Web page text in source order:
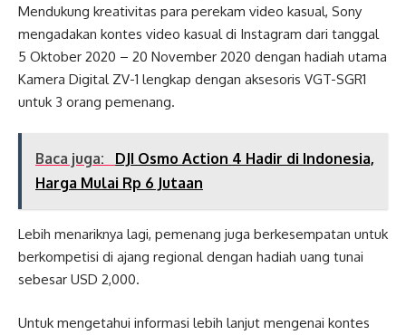
Mendukung kreativitas para perekam video kasual, Sony
mengadakan kontes video kasual di Instagram dari tanggal
5 Oktober 2020 – 20 November 2020 dengan hadiah utama
Kamera Digital ZV-1 lengkap dengan aksesoris VGT-SGR1
untuk 3 orang pemenang.
Baca juga:
DJI Osmo Action 4 Hadir di Indonesia,
Harga Mulai Rp 6 Jutaan
Lebih menariknya lagi, pemenang juga berkesempatan untuk
berkompetisi di ajang regional dengan hadiah uang tunai
sebesar USD 2,000.
Untuk mengetahui informasi lebih lanjut mengenai kontes